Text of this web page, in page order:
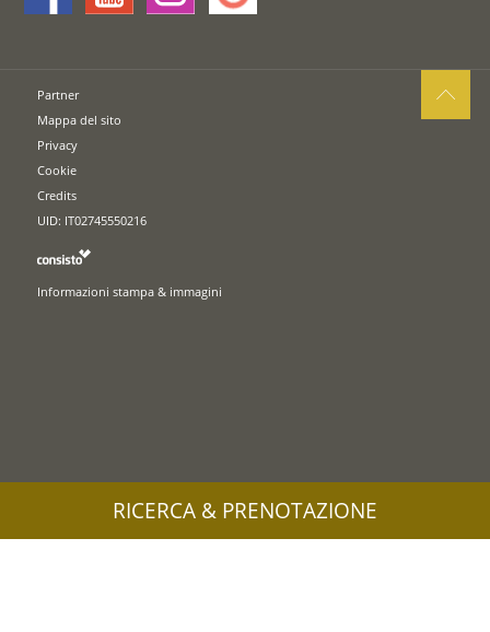
Partner
Mappa del sito
Privacy
Cookie
Credits
UID: IT02745550216
Informazioni stampa & immagini
RICERCA & PRENOTAZIONE